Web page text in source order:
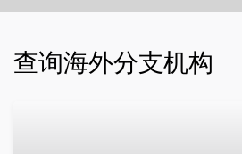
查询海外分支机构